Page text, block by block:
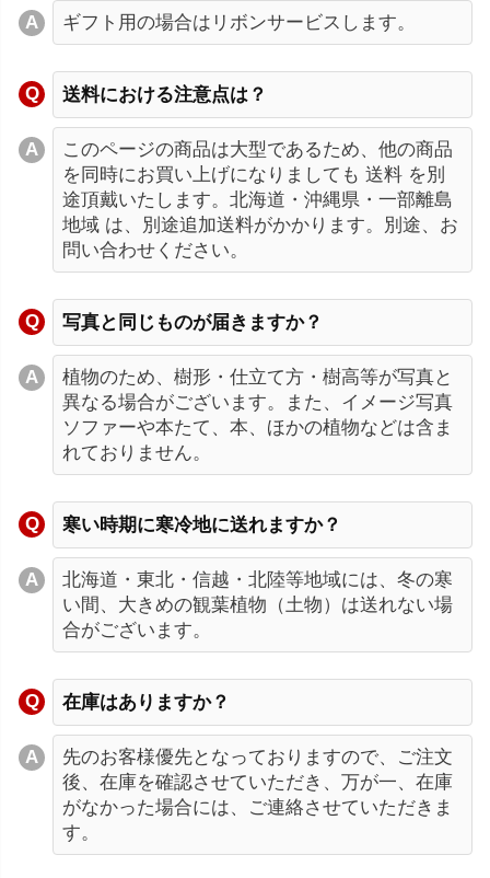
ギフト用の場合はリボンサービスします。
送料における注意点は？
このページの商品は大型であるため、他の商品
を同時にお買い上げになりましても 送料 を別
途頂戴いたします。北海道・沖縄県・一部離島
地域 は、別途追加送料がかかります。別途、お
問い合わせください。
写真と同じものが届きますか？
植物のため、樹形・仕立て方・樹高等が写真と
異なる場合がございます。また、イメージ写真
ソファーや本たて、本、ほかの植物などは含ま
れておりません。
寒い時期に寒冷地に送れますか？
北海道・東北・信越・北陸等地域には、冬の寒
い間、大きめの観葉植物（土物）は送れない場
合がございます。
在庫はありますか？
先のお客様優先となっておりますので、ご注文
後、在庫を確認させていただき、万が一、在庫
がなかった場合には、ご連絡させていただきま
す。